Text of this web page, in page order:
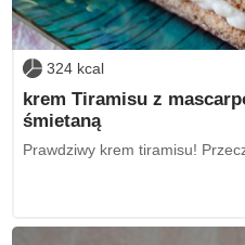
324 kcal
krem Tiramisu z
śmietaną
Prawdziwy krem tiramisu!